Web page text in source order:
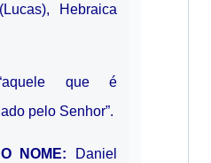
Hebraica
que é
pelo Senhor”.
NOME:
Daniel